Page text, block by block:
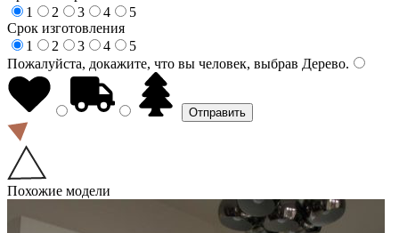
1
2 3 4
5
Срок изготовления
1
2 3 4
5
Пожалуйста, докажите, что вы человек, выбрав Дерево.
Похожие модели